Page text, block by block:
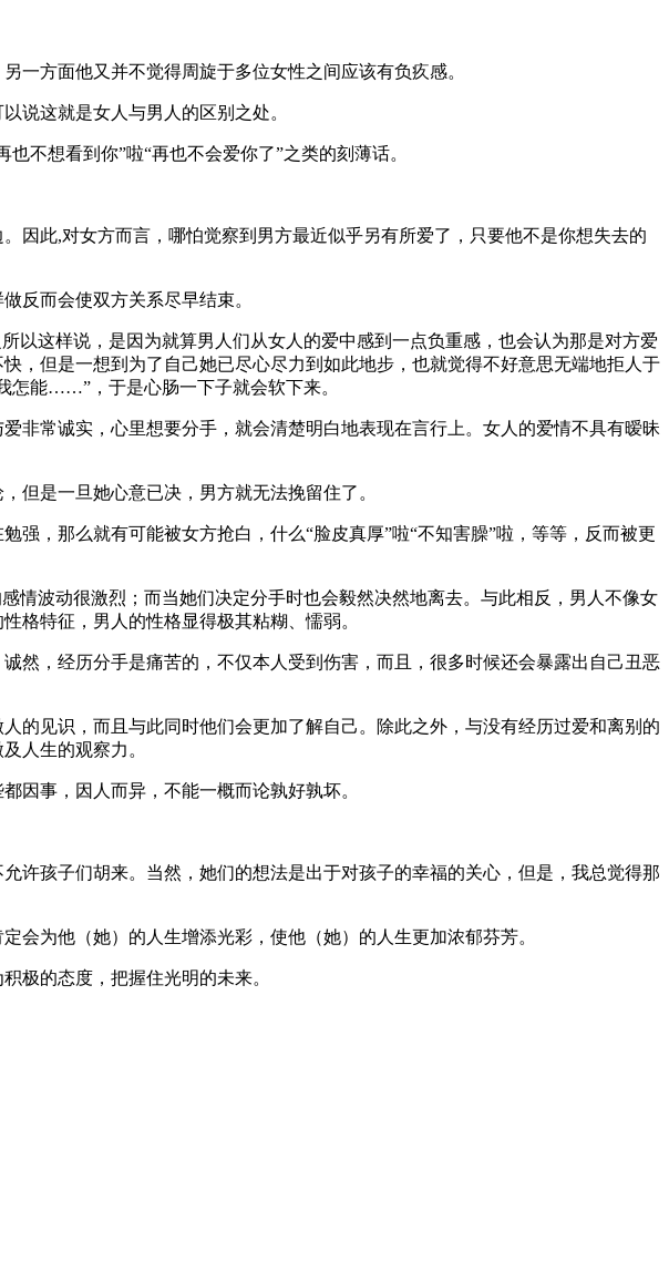
一方面他又并不觉得周旋于多位女性之间应该有负疚感。
说这就是女人与男人的区别之处。
不想看到你”啦“再也不会爱你了”之类的刻薄话。
因此,对女方而言，哪怕觉察到男方最近似乎另有所爱了，只要他不是你想失去的
反而会使双方关系尽早结束。
以这样说，是因为就算男人们从女人的爱中感到一点负重感，也会认为那是对方爱
，但是一想到为了自己她已尽心尽力到如此地步，也就觉得不好意思无端地拒人于
怎能……”，于是心肠一下子就会软下来。
非常诚实，心里想要分手，就会清楚明白地表现在言行上。女人的爱情不具有暧昧
但是一旦她心意已决，男方就无法挽留住了。
，那么就有可能被女方抢白，什么“脸皮真厚”啦“不知害臊”啦，等等，反而被更
情波动很激烈；而当她们决定分手时也会毅然决然地离去。与此相反，男人不像女
格特征，男人的性格显得极其粘糊、懦弱。
然，经历分手是痛苦的，不仅本人受到伤害，而且，很多时候还会暴露出自己丑恶
的见识，而且与此同时他们会更加了解自己。除此之外，与没有经历过爱和离别的
人生的观察力。
因事，因人而异，不能一概而论孰好孰坏。
许孩子们胡来。当然，她们的想法是出于对孩子的幸福的关心，但是，我总觉得那
会为他（她）的人生增添光彩，使他（她）的人生更加浓郁芬芳。
极的态度，把握住光明的未来。